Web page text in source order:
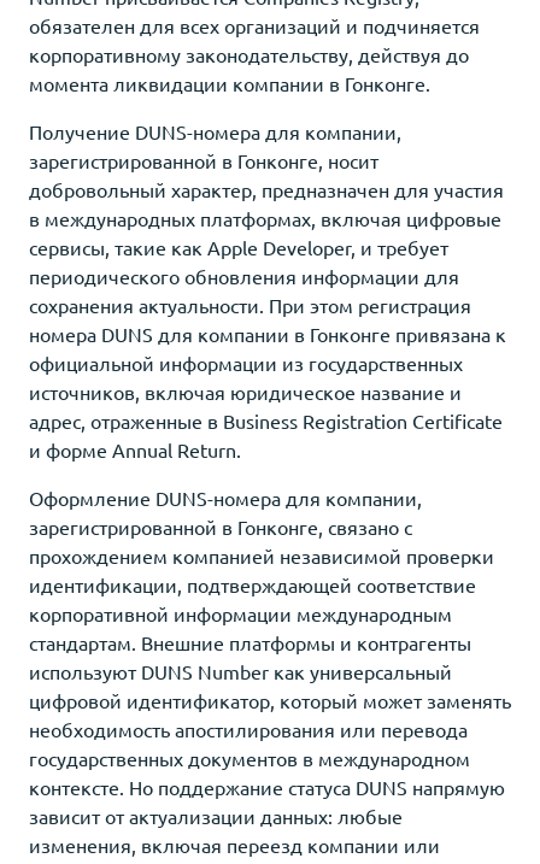
обязателен для всех организаций и подчиняется
корпоративному законодательству, действуя до
момента ликвидации компании в Гонконге.
Получение DUNS-номера для компании,
зарегистрированной в Гонконге, носит
добровольный характер, предназначен для участия
в международных платформах, включая цифровые
сервисы, такие как Apple Developer, и требует
периодического обновления информации для
сохранения актуальности. При этом регистрация
номера DUNS для компании в Гонконге привязана к
официальной информации из государственных
источников, включая юридическое название и
адрес, отраженные в Business Registration Certificate
и форме Annual Return.
Оформление DUNS-номера для компании,
зарегистрированной в Гонконге, связано с
прохождением компанией независимой проверки
идентификации, подтверждающей соответствие
корпоративной информации международным
стандартам. Внешние платформы и контрагенты
используют DUNS Number как универсальный
цифровой идентификатор, который может заменять
необходимость апостилирования или перевода
государственных документов в международном
контексте. Но поддержание статуса DUNS напрямую
зависит от актуализации данных: любые
изменения, включая переезд компании или